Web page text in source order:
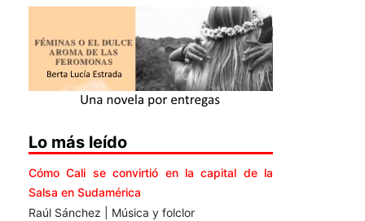
Lo más leído
Cómo Cali se convirtió en la capital de la
Salsa en Sudamérica
Raúl Sánchez | Música y folclor